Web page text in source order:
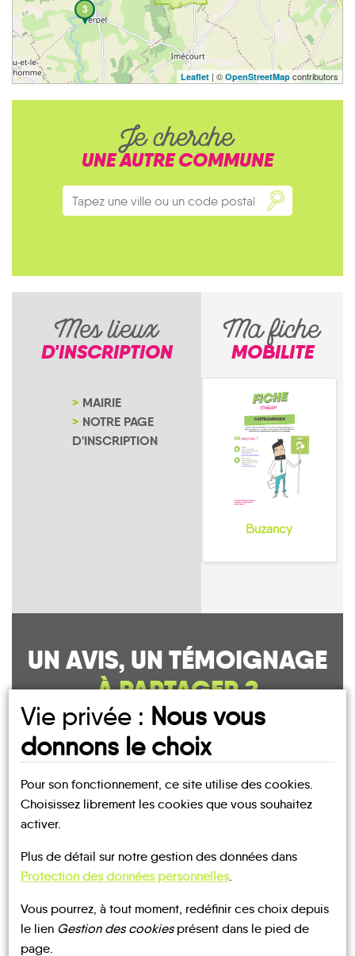
3
Leaflet | © OpenStreetMap contributors
Je cherche
UNE AUTRE COMMUNE
Mes lieux
D'INSCRIPTION
MAIRIE
NOTRE PAGE
D'INSCRIPTION
Ma fiche
MOBILITE
Buzancy
UN AVIS, UN TÉMOIGNAGE
À PARTAGER ?
CONTACTEZ-NOUS !
Les infosMOBILITE
TAXI BUS
Vie privée : Nous vous
donnons le choix
Pour son fonctionnement, ce site utilise des cookies.
Choisissez librement les cookies que vous souhaitez
activer.
Plus de détail sur notre gestion des données dans
Protection des données personnelles.
Vous pourrez, à tout moment, redéfinir ces choix depuis
le lien Gestion des cookiesprésent dans le pied de
page.